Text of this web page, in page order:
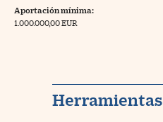
Aportación mínima:
1.000.000,00 EUR
Herramientas